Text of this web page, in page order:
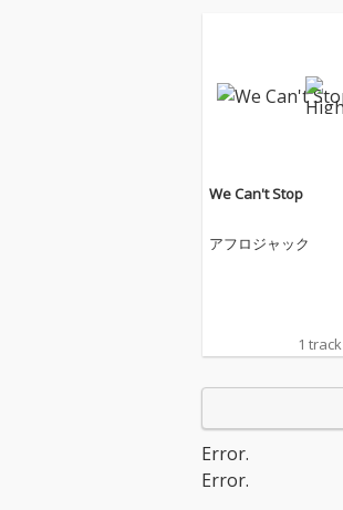
We Can't Stop
アフロジャック
1 track
Error.
Error.